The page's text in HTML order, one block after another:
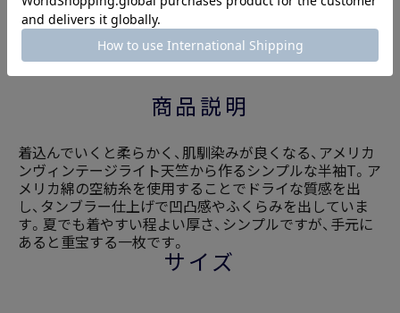
返品についての詳細はこちら
商品説明
着込んでいくと柔らかく、肌馴染みが良くなる、アメリカ
ンヴィンテージライト天竺から作るシンプルな半袖T。ア
メリカ綿の空紡糸を使用することでドライな質感を出
し、タンブラー仕上げで凹凸感やふくらみを出していま
す。夏でも着やすい程よい厚さ、シンプルですが、手元に
あると重宝する一枚です。
サイズ